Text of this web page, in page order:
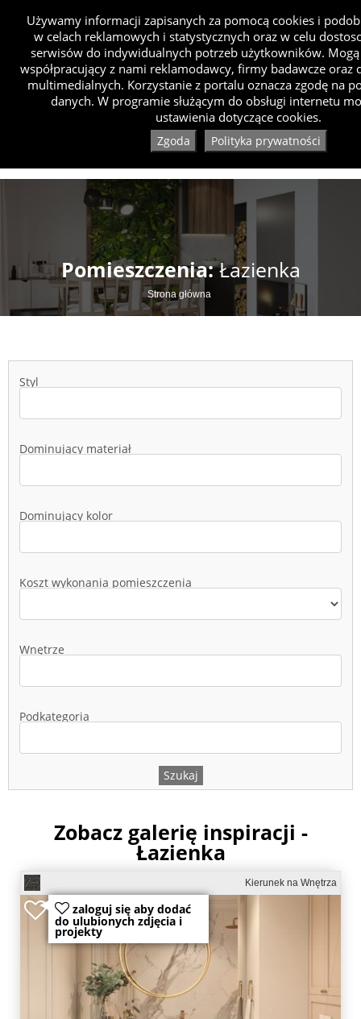
Pomieszczenia:Łazienka
Strona główna
Styl
Dominujący materiał
Dominujący kolor
Koszt wykonania pomieszczenia
Wnętrze
Podkategoria
Zobacz galerię inspiracji -
Łazienka
Kierunek na Wnętrza
zaloguj się aby dodać
do ulubionych zdjęcia i
projekty
Używamy informacji zapisanych za pomocą cookies i
w celach reklamowych i statystycznych oraz w celu
serwisów do indywidualnych potrzeb użytkowników. Mogą
współpracujący z nami reklamodawcy, firmy badawcze oraz
multimedialnych. Korzystanie z portalu oznacza zgodę na
danych. W programie służącym do obsługi internetu
ustawienia dotyczące cookies.
Zgoda Polityka prywatności